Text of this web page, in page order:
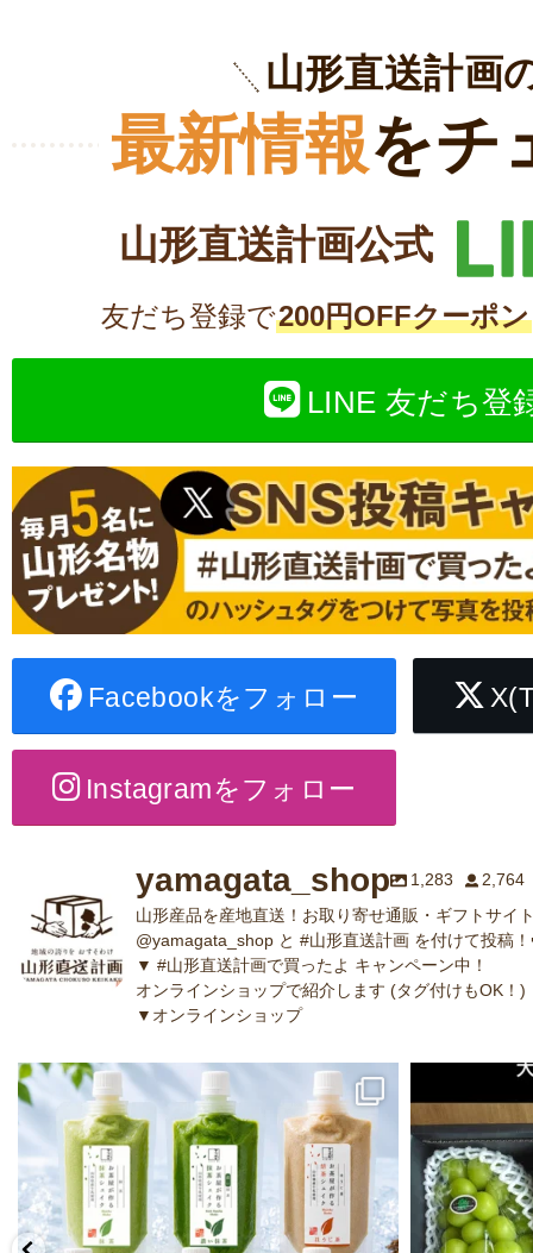
山形直送計画
最新情報をチ
山形直送計画公式
友だち登録で200円OFFクーポン
LINE 友だち登
Facebookをフォロー
Instagramをフォロー
yamagata_shop 1,283
2,764
山形産品を産地直送！お取り寄せ通販・ギフトサイ
@yamagata_shop と #山形直送計画 を付けて投稿
▼ #山形直送計画で買ったよ キャンペーン中！
オンラインショップで紹介します (タグ付けもOK！)
▼オンラインショップ